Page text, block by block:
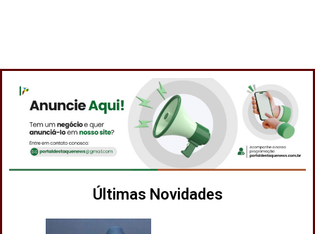
Últimas Novidades